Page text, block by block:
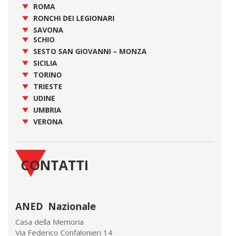
ROMA
RONCHI DEI LEGIONARI
SAVONA
SCHIO
SESTO SAN GIOVANNI – MONZA
SICILIA
TORINO
TRIESTE
UDINE
UMBRIA
VERONA
CONTATTI
ANED Nazionale
Casa della Memoria
Via Federico Confalonieri 14